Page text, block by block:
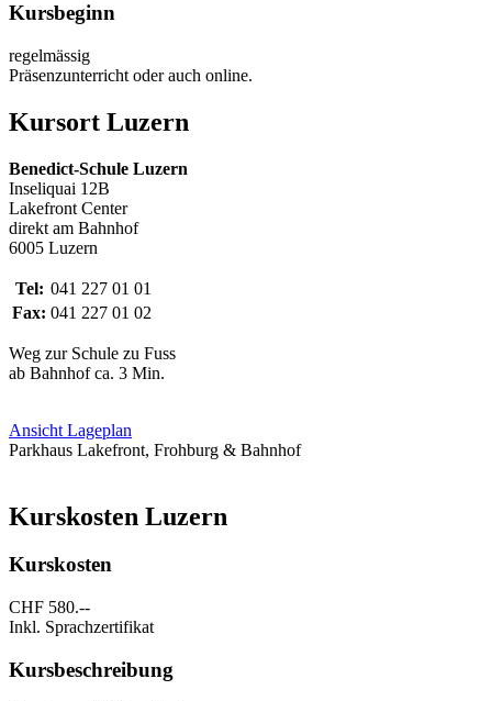
Kursbeginn
regelmässig
Präsenzunterricht oder auch online.
Kursort Luzern
Benedict-Schule Luzern
Inseliquai 12B
Lakefront Center
direkt am Bahnhof
6005 Luzern
Tel: 041 227 01 01
Fax: 041 227 01 02
Weg zur Schule zu Fuss
ab Bahnhof ca. 3 Min.
Ansicht Lageplan
Parkhaus Lakefront, Frohburg & Bahnhof
Kurskosten Luzern
Kurskosten
CHF 580.--
Inkl. Sprachzertifikat
Kursbeschreibung